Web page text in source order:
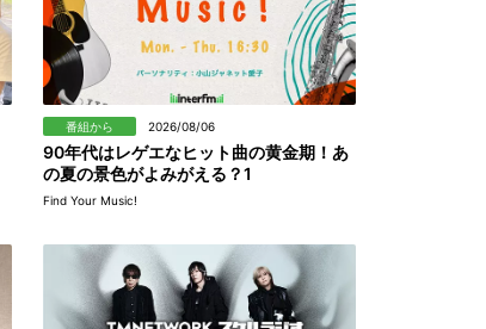
番組から 2026/08/06
90年代はレゲエなヒット曲の黄金期！あ
の夏の景色がよみがえる？1
Find Your Music!